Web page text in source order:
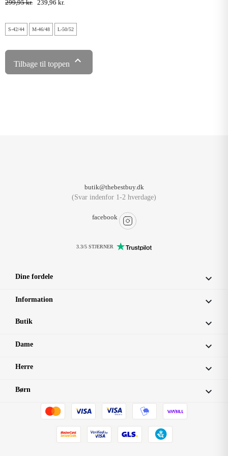
299,95 kr. 239,96 kr.
S-42/44 M-46/48 L-50/52
Tilbage til toppen 
butik@thebestbuy.dk
(Svar indenfor 1-2 hverdage)
facebook
3.3/5 STJERNER
Dine fordele 
Information 
Butik 
Dame 
Herre 
Børn 